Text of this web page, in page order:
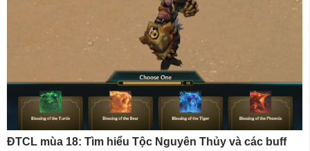
ĐTCL mùa 18: Tìm hiểu Tộc Nguyên Thủy và các buff